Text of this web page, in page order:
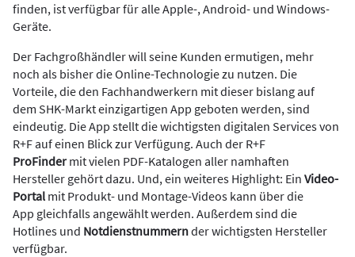
finden, ist verfügbar für alle Apple-, Android- und Windows-
Geräte.
Der Fachgroßhändler will seine Kunden ermutigen, mehr
noch als bisher die Online-Technologie zu nutzen. Die
Vorteile, die den Fachhandwerkern mit dieser bislang auf
dem SHK-Markt einzigartigen App geboten werden, sind
eindeutig. Die App stellt die wichtigsten digitalen Services von
R+F auf einen Blick zur Verfügung. Auch der R+F
ProFindermit vielen PDF-Katalogen aller namhaften
Hersteller gehört dazu. Und, ein weiteres Highlight: Ein Video-
Portal mit Produkt- und Montage-Videos kann über die
App gleichfalls angewählt werden. Außerdem sind die
Hotlines und Notdienstnummernder wichtigsten Hersteller
verfügbar.